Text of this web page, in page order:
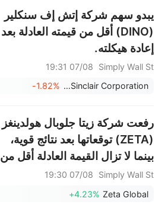
يبدو سهم شركة إتش إف سنكلير
(DINO) أقل من قيمته العادلة بعد
إعادة هيكلته.
Simply Wall St
07/08 19:31
HF Sinclair Corporation
-1.82%
رفعت شركة زيتا جلوبال هولدينغز
(ZETA) توقعاتها بعد نتائج قوية،
بينما لا تزال القيمة العادلة أقل من
المتوقع.
Simply Wall St
07/08 19:30
Zeta Global
+4.23%